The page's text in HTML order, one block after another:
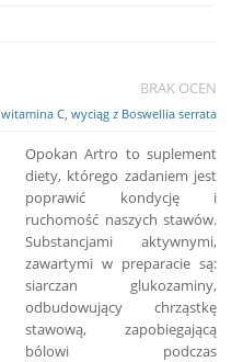
BRAK OCEN
witamina C wyciąg z Boswellia serrata
Opokan Artro to suplement
diety, którego zadaniem jest
poprawić kondycję i
ruchomość naszych stawów.
Substancjami aktywnymi,
zawartymi w preparacie są:
siarczan glukozaminy,
odbudowujący chrząstkę
stawową, zapobiegającą
bólowi podczas